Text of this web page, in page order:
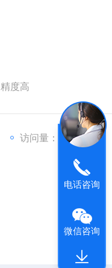
度高
访问量：4616
电话咨询
微信咨询